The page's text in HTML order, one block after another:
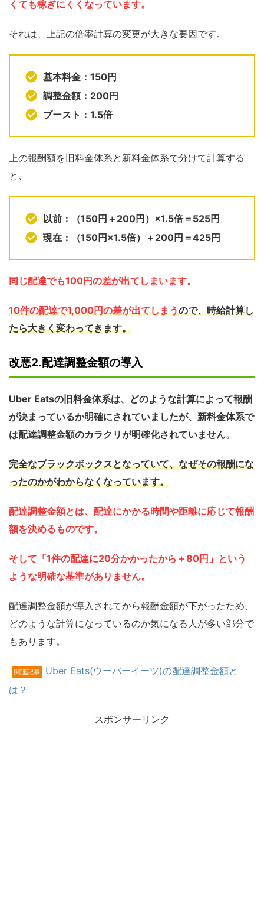
くても稼ぎにくくなっています。
それは、上記の倍率計算の変更が大きな要因です。
基本料金：150円
調整金額：200円
ブースト：1.5倍
上の報酬額を旧料金体系と新料金体系で分けて計算する
と、
以前：（150円＋200円）×1.5倍＝525円
現在：（150円×1.5倍）＋200円＝425円
同じ配達でも100円の差が出てしまいます。
10件の配達で1,000円の差が出てしまうので、時給計算し
たら大きく変わってきます。
改悪2.配達調整金額の導入
Uber Eatsの旧料金体系は、どのような計算によって報酬
が決まっているか明確にされていましたが、新料金体系で
は配達調整金額のカラクリが明確化されていません。
完全なブラックボックスとなっていて、なぜその報酬にな
ったのかがわからなくなっています。
配達調整金額とは、配達にかかる時間や距離に応じて報酬
額を決めるものです。
そして「1件の配達に20分かかったから＋80円」という
ような明確な基準がありません。
配達調整金額が導入されてから報酬金額が下がったため、
どのような計算になっているのか気になる人が多い部分で
もあります。
関連記事
Uber Eats(ウーバーイーツ)の配達調整金額と
は？
スポンサーリンク